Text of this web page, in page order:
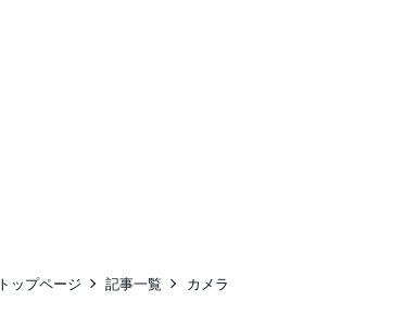
トップページ 記事一覧 カメラ